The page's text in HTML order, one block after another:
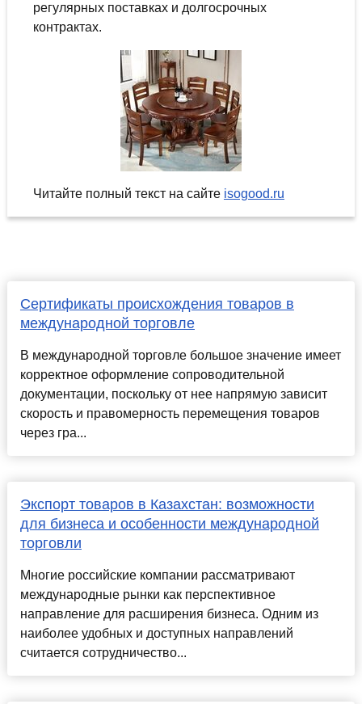
регулярных поставках и долгосрочных
контрактах.
Читайте полный текст на сайте isogood.ru
Сертификаты происхождения товаров в
международной торговле
В международной торговле большое значение имеет
корректное оформление сопроводительной
документации, поскольку от нее напрямую зависит
скорость и правомерность перемещения товаров
через гра...
Экспорт товаров в Казахстан: возможности
для бизнеса и особенности международной
торговли
Многие российские компании рассматривают
международные рынки как перспективное
направление для расширения бизнеса. Одним из
наиболее удобных и доступных направлений
считается сотрудничество...